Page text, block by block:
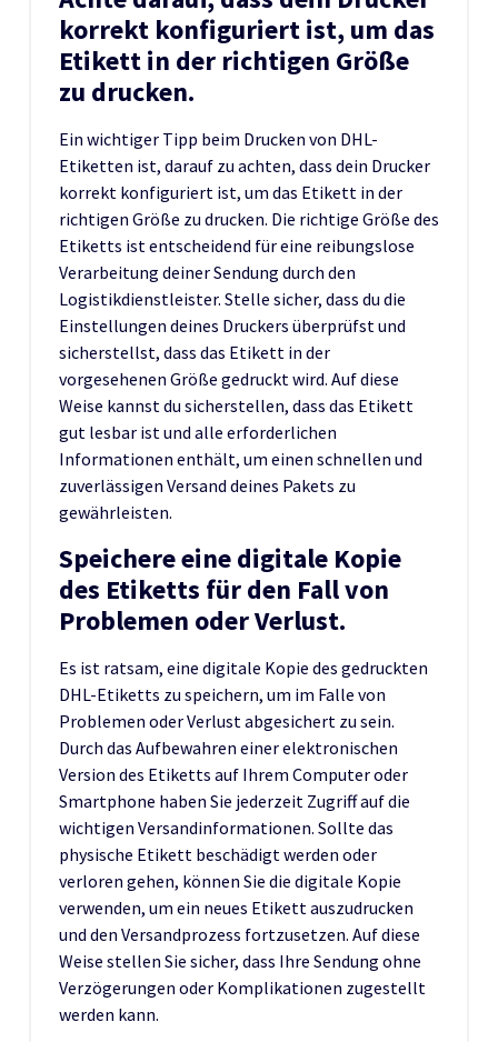
korrekt konfiguriert ist, um das
Etikett in der richtigen Größe
zu drucken.
Ein wichtiger Tipp beim Drucken von DHL-
Etiketten ist, darauf zu achten, dass dein Drucker
korrekt konfiguriert ist, um das Etikett in der
richtigen Größe zu drucken. Die richtige Größe des
Etiketts ist entscheidend für eine reibungslose
Verarbeitung deiner Sendung durch den
Logistikdienstleister. Stelle sicher, dass du die
Einstellungen deines Druckers überprüfst und
sicherstellst, dass das Etikett in der
vorgesehenen Größe gedruckt wird. Auf diese
Weise kannst du sicherstellen, dass das Etikett
gut lesbar ist und alle erforderlichen
Informationen enthält, um einen schnellen und
zuverlässigen Versand deines Pakets zu
gewährleisten.
Speichere eine digitale Kopie
des Etiketts für den Fall von
Problemen oder Verlust.
Es ist ratsam, eine digitale Kopie des gedruckten
DHL-Etiketts zu speichern, um im Falle von
Problemen oder Verlust abgesichert zu sein.
Durch das Aufbewahren einer elektronischen
Version des Etiketts auf Ihrem Computer oder
Smartphone haben Sie jederzeit Zugriff auf die
wichtigen Versandinformationen. Sollte das
physische Etikett beschädigt werden oder
verloren gehen, können Sie die digitale Kopie
verwenden, um ein neues Etikett auszudrucken
und den Versandprozess fortzusetzen. Auf diese
Weise stellen Sie sicher, dass Ihre Sendung ohne
Verzögerungen oder Komplikationen zugestellt
werden kann.